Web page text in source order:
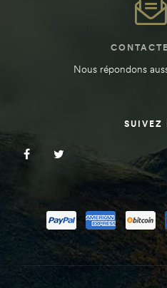
Nous répondons
SUIVEZ